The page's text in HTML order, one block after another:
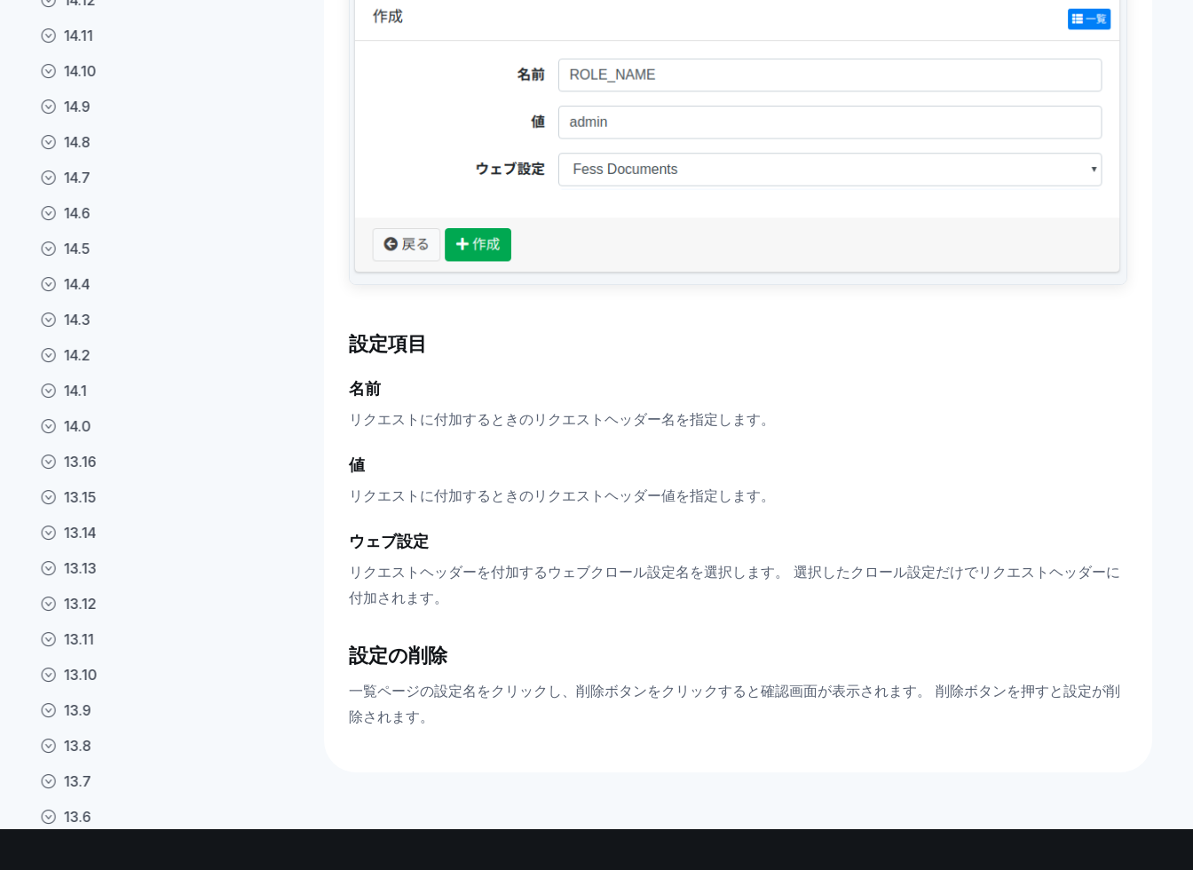
14.11
14.10
14.9
14.8
14.7
14.6
14.5
14.4
14.3
14.2
14.1
14.0
13.16
13.15
13.14
13.13
13.12
13.11
13.10
13.9
13.8
13.7
13.6
設定項目
名前
リクエストに付加するときのリクエストヘッダー名を指定します。
値
リクエストに付加するときのリクエストヘッダー値を指定します。
ウェブ設定
リクエストヘッダーを付加するウェブクロール設定名を選択します。 選択したクロール設定だけでリクエストヘッダーに
付加されます。
設定の削除
一覧ページの設定名をクリックし、削除ボタンをクリックすると確認画面が表示されます。 削除ボタンを押すと設定が削
除されます。